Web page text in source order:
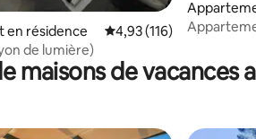
de 109 commentaires : 4,93 sur 5
en résidence Évaluation moyenne sur
4,93 (116)
de lumière)
maisons de vacances